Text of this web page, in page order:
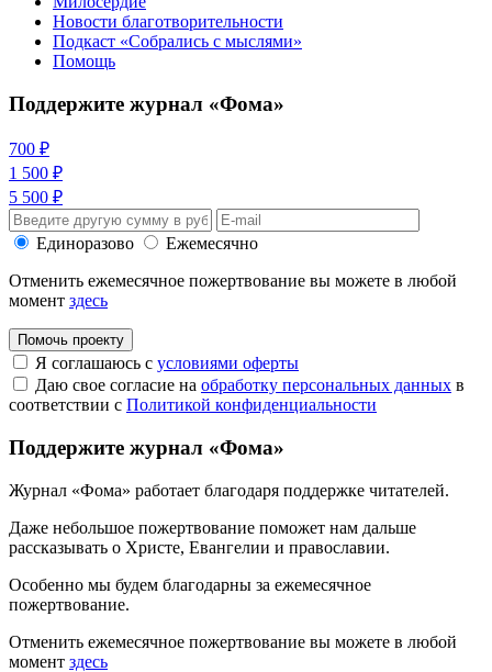
Новости благотворительности
Подкаст «Собрались с мыслями»
Помощь
Поддержите журнал «Фома»
700 ₽
1 500 ₽
5 500 ₽
Единоразово
Ежемесячно
Отменить ежемесячное пожертвование вы можете в любой
момент здесь
Помочь проекту
Я соглашаюсь с условиями оферты
Даю свое согласие на обработку персональных данных в
соответствии с Политикой конфиденциальности
Поддержите журнал «Фома»
Журнал «Фома» работает благодаря поддержке читателей.
Даже небольшое пожертвование поможет нам дальше
рассказывать о Христе, Евангелии и православии.
Особенно мы будем благодарны за ежемесячное
пожертвование.
Отменить ежемесячное пожертвование вы можете в любой
момент здесь